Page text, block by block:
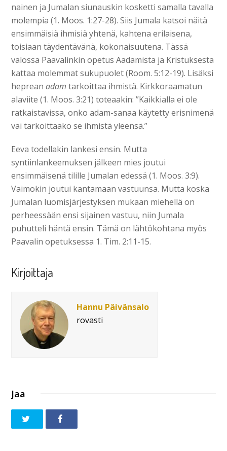
nainen ja Jumalan siunauskin kosketti samalla tavalla
molempia (1. Moos. 1:27-28). Siis Jumala katsoi näitä
ensimmäisiä ihmisiä yhtenä, kahtena erilaisena,
toisiaan täydentävänä, kokonaisuutena. Tässä
valossa Paavalinkin opetus Aadamista ja Kristuksesta
kattaa molemmat sukupuolet (Room. 5:12-19). Lisäksi
hepreanadam tarkoittaa ihmistä. Kirkkoraamatun
alaviite (1. Moos. 3:21) toteaakin: ”Kaikkialla ei ole
ratkaistavissa, onko adam-sanaa käytetty erisnimenä
vai tarkoittaako se ihmistä yleensä.”
Eeva todellakin lankesi ensin. Mutta
syntiinlankeemuksen jälkeen mies joutui
ensimmäisenä tilille Jumalan edessä (1. Moos. 3:9).
Vaimokin joutui kantamaan vastuunsa. Mutta koska
Jumalan luomisjärjestyksen mukaan miehellä on
perheessään ensi sijainen vastuu, niin Jumala
puhutteli häntä ensin. Tämä on lähtökohtana myös
Paavalin opetuksessa 1. Tim. 2:11-15.
Kirjoittaja
Hannu Päivänsalo
rovasti
Jaa